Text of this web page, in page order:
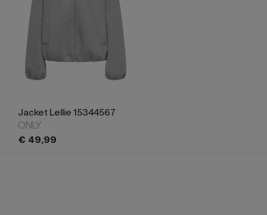
Jacket Lellie 15344567
ONLY
€ 49,99